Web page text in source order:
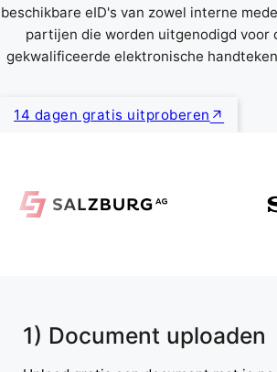
beschikbare eID's van zowel interne
partijen die worden uitgenodigd voor
gekwalificeerde elektronische
14 dagen gratis uitproberen
1) Document uploaden